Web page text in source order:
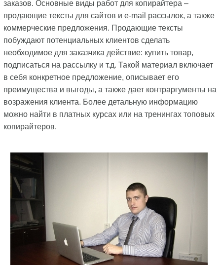
заказов. Основные виды работ для копирайтера –
продающие тексты для сайтов и e-mail рассылок, а также
коммерческие предложения. Продающие тексты
побуждают потенциальных клиентов сделать
необходимое для заказчика действие: купить товар,
подписаться на рассылку и т.д. Такой материал включает
в себя конкретное предложение, описывает его
преимущества и выгоды, а также дает контраргументы на
возражения клиента. Более детальную информацию
можно найти в платных курсах или на тренингах топовых
копирайтеров.